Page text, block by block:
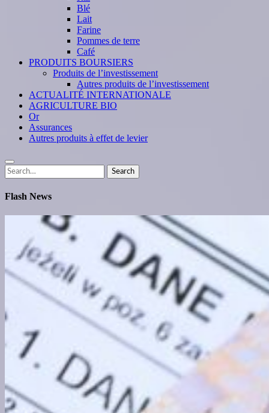
Blé
Lait
Farine
Pommes de terre
Café
PRODUITS BOURSIERS
Produits de l’investissement
Autres produits de l’investissement
ACTUALITÉ INTERNATIONALE
AGRICULTURE BIO
Or
Assurances
Autres produits à effet de levier
Search
for:
Search
Flash News